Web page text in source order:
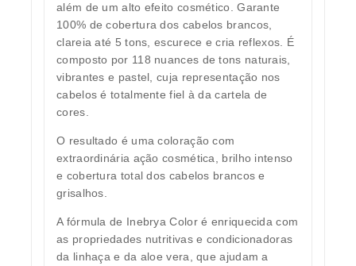
além de um alto efeito cosmético. Garante
100% de cobertura dos cabelos brancos,
clareia até 5 tons, escurece e cria reflexos. É
composto por 118 nuances de tons naturais,
vibrantes e pastel, cuja representação nos
cabelos é totalmente fiel à da cartela de
cores.
O resultado é uma coloração com
extraordinária ação cosmética, brilho intenso
e cobertura total dos cabelos brancos e
grisalhos.
A fórmula de Inebrya Color é enriquecida com
as propriedades nutritivas e condicionadoras
da linhaça e da aloe vera, que ajudam a